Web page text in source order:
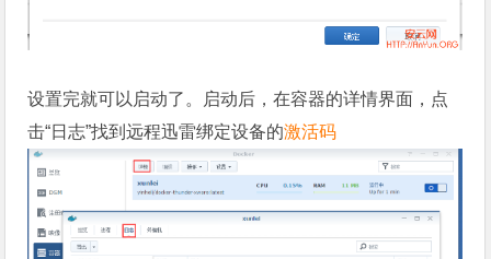
设置完就可以启动了。启动后，在容器的详情界面，点
击“日志”找到远程迅雷绑定设备的激活码